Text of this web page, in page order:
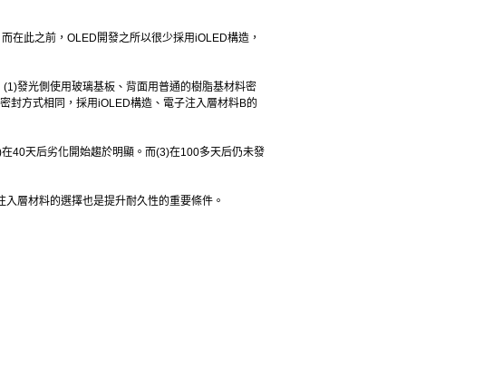
在此之前，OLED開發之所以很少採用iOLED構造，
發光側使用玻璃基板、背面用普通的樹脂基材料密
封方式相同，採用iOLED構造、電子注入層材料B的
40天后劣化開始趨於明顯。而(3)在100多天后仍未發
層材料的選擇也是提升耐久性的重要條件。